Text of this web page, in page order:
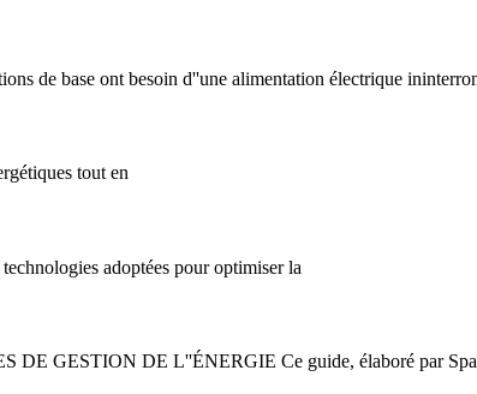
de base ont besoin d''une alimentation électrique
tout en
adoptées pour optimiser la
GESTION DE L''ÉNERGIE Ce guide, élaboré par